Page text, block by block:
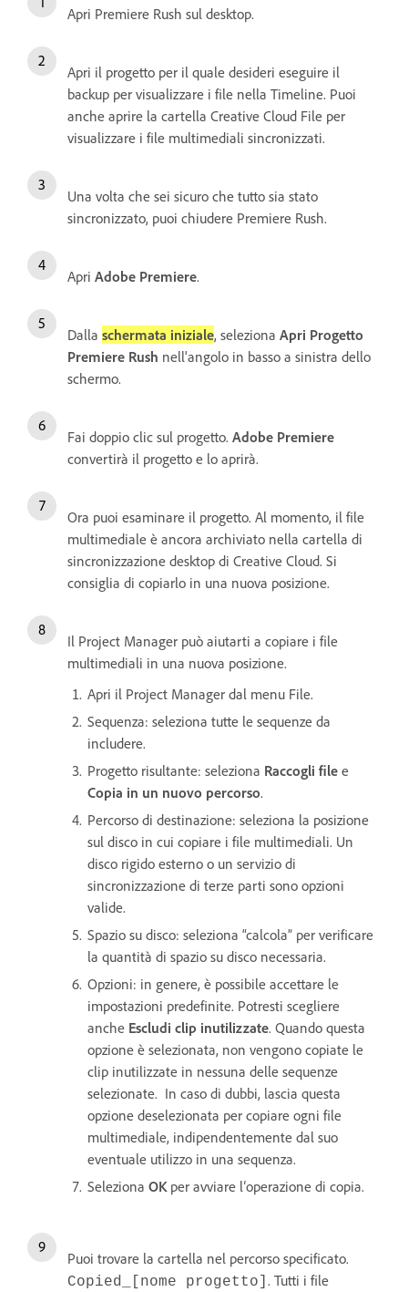
Apri Premiere Rush sul desktop.
Apri il progetto per il quale desideri eseguire il
backup per visualizzare i file nella Timeline. Puoi
anche aprire la cartella Creative Cloud File per
visualizzare i file multimediali sincronizzati.
Una volta che sei sicuro che tutto sia stato
sincronizzato, puoi chiudere Premiere Rush.
Apri Adobe Premiere.
Dalla schermata iniziale, seleziona Apri Progetto
Premiere Rush nell'angolo in basso a sinistra dello
schermo.
Fai doppio clic sul progetto. Adobe Premiere
convertirà il progetto e lo aprirà.
Ora puoi esaminare il progetto. Al momento, il file
multimediale è ancora archiviato nella cartella di
sincronizzazione desktop di Creative Cloud. Si
consiglia di copiarlo in una nuova posizione.
Il Project Manager può aiutarti a copiare i file
multimediali in una nuova posizione.
Apri il Project Manager dal menu File.
Sequenza: seleziona tutte le sequenze da
includere.
Progetto risultante: seleziona Raccogli file e
Copia in un nuovo percorso.
Percorso di destinazione: seleziona la posizione
sul disco in cui copiare i file multimediali. Un
disco rigido esterno o un servizio di
sincronizzazione di terze parti sono opzioni
valide.
Spazio su disco: seleziona “calcola” per verificare
la quantità di spazio su disco necessaria.
Opzioni: in genere, è possibile accettare le
impostazioni predefinite. Potresti scegliere
anche Escludi clip inutilizzate. Quando questa
opzione è selezionata, non vengono copiate le
clip inutilizzate in nessuna delle sequenze
selezionate. In caso di dubbi, lascia questa
opzione deselezionata per copiare ogni file
multimediale, indipendentemente dal suo
eventuale utilizzo in una sequenza.
Seleziona OK per avviare l’operazione di copia.
Puoi trovare la cartella nel percorso specificato.
Copied_[nome progetto] . Tutti i file